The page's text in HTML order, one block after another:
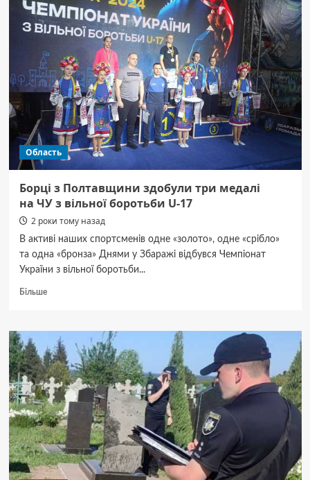
відзначатимуть
день
міста
новому
Область
Борці з Полтавщини здобули три медалі
на ЧУ з вільної боротьби U-17
2 роки тому назад
В активі наших спортсменів одне «золото», одне «срібло»
та одна «бронза» Днями у Збаражі відбувся Чемпіонат
України з вільної боротьби...
БільшеДокладніше
з Полтавщини
здобули
три
медалі
на ЧУ з вільної
боротьби
U-
17